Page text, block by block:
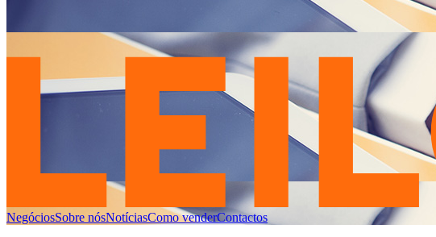
NegóciosSobre nósNotíciasComo venderContactos